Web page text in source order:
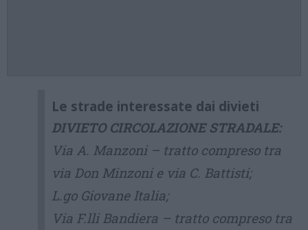
Le strade interessate dai divieti
DIVIETO CIRCOLAZIONE STRADALE:
Via A. Manzoni – tratto compreso tra
via Don Minzoni e via C. Battisti;
L.go Giovane Italia;
Via F.lli Bandiera – tratto compreso tra